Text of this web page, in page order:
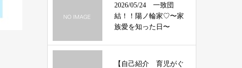
2026/05/24 一致団
結！！陽ノ輪家♡〜家
族愛を知った日〜
【自己紹介 育児がぐ